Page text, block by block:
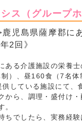
ス（グループ
児島県薩摩郡に
2回》
ある介護施設の栄養士
）、昼160食（7名体
供している施設にて、
から、調理・盛付け・
。
ちでしたら、実務経験